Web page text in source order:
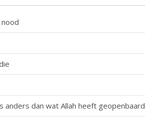
dan wat Allah heeft geopenbaard